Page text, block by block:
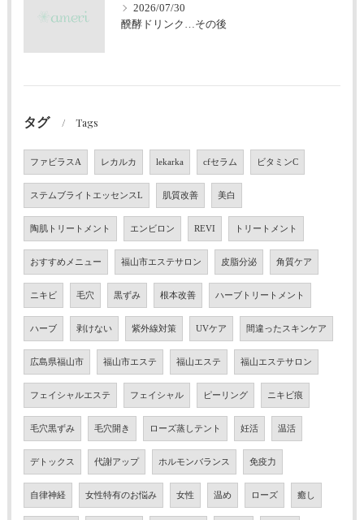
2026/07/30
醗酵ドリンク…その後
タグ Tags
ファビラスA レカルカ lekarka cfセラム ビタミンC
ステムブライトエッセンスL 肌質改善 美白
陶肌トリートメント エンビロン REVI トリートメント
おすすめメニュー 福山市エステサロン 皮脂分泌 角質ケア
ニキビ 毛穴 黒ずみ 根本改善 ハーブトリートメント
ハーブ 剥けない 紫外線対策 UVケア 間違ったスキンケア
広島県福山市 福山市エステ 福山エステ 福山エステサロン
フェイシャルエステ フェイシャル ピーリング ニキビ痕
毛穴黒ずみ 毛穴開き ローズ蒸しテント 妊活 温活
デトックス 代謝アップ ホルモンバランス 免疫力
自律神経 女性特有のお悩み 女性 温め ローズ 癒し